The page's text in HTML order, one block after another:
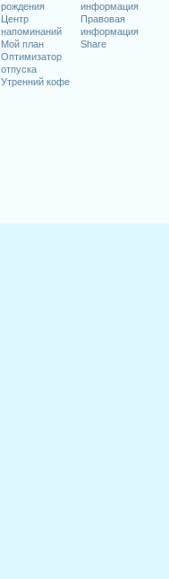
рождения
Центр
напоминаний
Мой план
Оптимизатор
отпуска
Утренний кофе
информация
Правовая
информация
Share